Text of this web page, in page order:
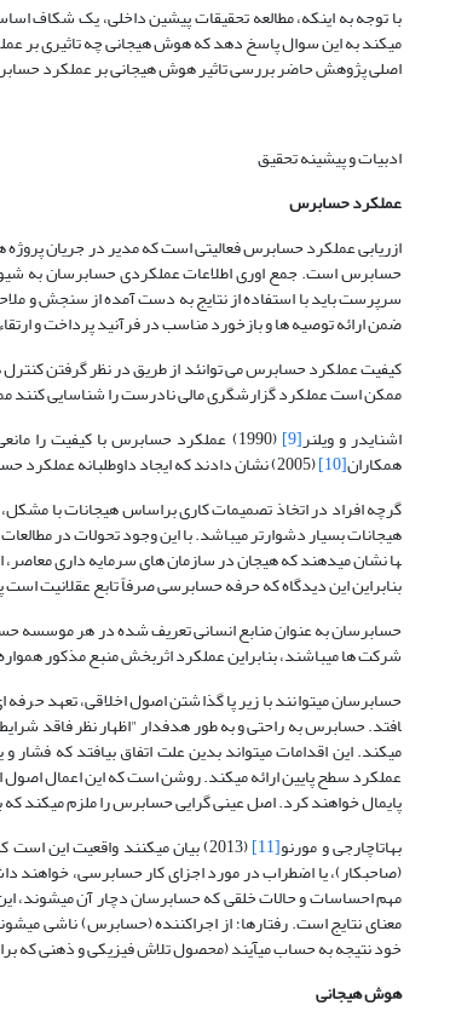
با توجه به اینکه، مطالعه تحقیقات پیشین داخلی، یک شکاف
می­کند به این سوال پاسخ دهد که هوش هیجانی چه تاثیری بر
اصلی پژوهش حاضر بررسی تاثیر هوش هیجانی بر عملکرد
ادبیات و پیشینه تحقیق
عملکرد حسابرس
ازریابی عملکرد حسابرس فعالیتی است که مدیر در جریان
حسابرس است. جمع اوری اطلاعات عملکردی حسابرسان به
سرپرست باید با استفاده از نتایج به دست آمده از سنجش و
ضمن ارائه توصیه ها و بازخورد مناسب در فرآنید پرداخت و ارتقاء
کیفیت عملکرد حسابرس می توانئد از طریق در نظر گرفتن
ممکن است عملکرد گزارشگری مالی نادرست را شناسایی کنند
اشنایدر و ویلنر[9] (1990) عملکرد حسابرس با کیفیت را
همکاران[10]
(2005) نشان دادند که ایجاد داوطلبانه عملکرد حسابرسی نمی­تواند به کاهش قابل توجهی در تخلف منجر شود.
گرچه افراد در اتخاذ تصمیمات کاری براساس هیجانات با
ها نشان می­دهند که هیجان در سازمان های سرمایه داری معاصر،
بنابراین این دیدگاه که حرفه حسابرسی صرفاً تابع عقلانیت
حسابرسان به عنوان منابع انسانی تعریف شده در هر موسسه
شرکت ها می­باشند، بنابراین عملکرد اثربخش منبع مذکور
افتد. حسابرس به راحتی و به طور هدفدار "اظهار نظر فاقد
می­کند. این اقدامات می­تواند بدین علت اتفاق بیافتد که
عملکرد سطح پایین ارائه می­کند. روشن است که این اعمال اصول
پایمال خواهند کرد. اصل عینی گرایی حسابرس را ملزم می­کند که
بهاتاچارجی و مورنو[11] (2013) بیان می­کنند واقعیت
(صاحبکار)، یا اضطراب در مورد اجزای کار حسابرسی، خواهند
مهم احساسات و حالات خلقی که حسابرسان دچار آن می­شوند،
معنای نتایج است. رفتارها؛ از اجراکننده (حسابرس) ناشی
خود نتیجه به حساب می­آیند (محصول تلاش فیزیکی و ذهنی که
هوش هیجانی